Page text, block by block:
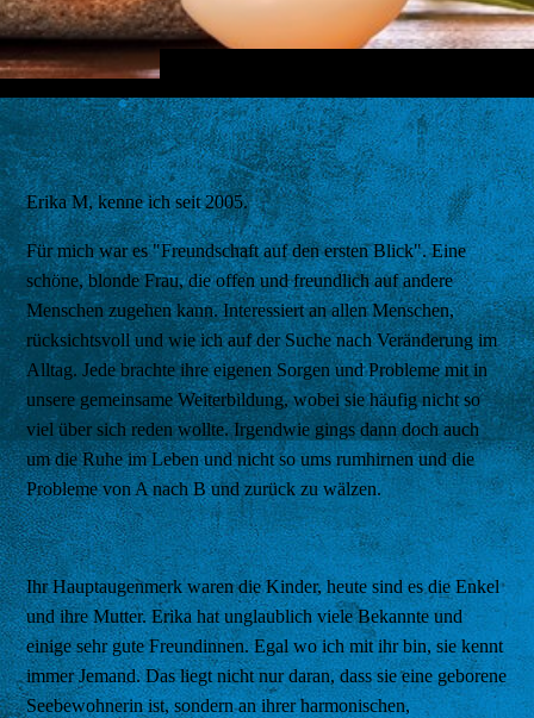
Erika M, kenne ich seit 2005.
Für mich war es "Freundschaft auf den ersten Blick". Eine
schöne, blonde Frau, die offen und freundlich auf andere
Menschen zugehen kann. Interessiert an allen Menschen,
rücksichtsvoll und wie ich auf der Suche nach Veränderung im
Alltag. Jede brachte ihre eigenen Sorgen und Probleme mit in
unsere gemeinsame Weiterbildung, wobei sie häufig nicht so
viel über sich reden wollte. Irgendwie gings dann doch auch
um die Ruhe im Leben und nicht so ums rumhirnen und die
Probleme von A nach B und zurück zu wälzen.
Ihr Hauptaugenmerk waren die Kinder, heute sind es die Enkel
und ihre Mutter. Erika hat unglaublich viele Bekannte und
einige sehr gute Freundinnen. Egal wo ich mit ihr bin, sie kennt
immer Jemand. Das liegt nicht nur daran, dass sie eine geborene
Seebewohnerin ist, sondern an ihrer harmonischen,